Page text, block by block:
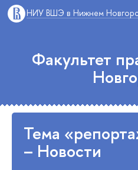
НИУ ВШЭ в Нижнем
Факультет
Тема
– Новости